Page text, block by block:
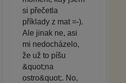
si přečetla
příklady z mat =-).
Ale jinak ne, asi
mi nedocházelo,
že už to píšu
&quot;na
ostro&quot;. No,